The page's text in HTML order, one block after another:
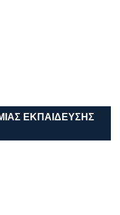
ΕΚΠΑΊΔΕΥΣΗΣ